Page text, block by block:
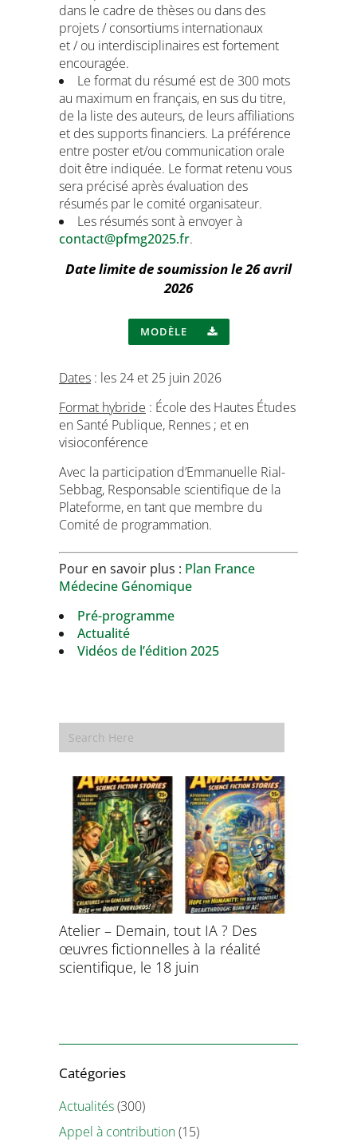
dans le cadre de thèses ou dans des
projets / consortiums internationaux
et / ou interdisciplinaires est fortement
encouragée.
Le format du résumé est de 300 mots
au maximum en français, en sus du titre,
de la liste des auteurs, de leurs affiliations
et des supports financiers. La préférence
entre poster et/ou communication orale
doit être indiquée. Le format retenu vous
sera précisé après évaluation des
résumés par le comité organisateur.
Les résumés sont à envoyer à
contact@pfmg2025.fr.
Date limite de soumission le 26 avril
2026
MODÈLE
Dates : les 24 et 25 juin 2026
Format hybride : École des Hautes Études
en Santé Publique, Rennes ; et en
visioconférence
Avec la participation d’Emmanuelle Rial-
Sebbag, Responsable scientifique de la
Plateforme, en tant que membre du
Comité de programmation.
Pour en savoir plus : Plan France
Médecine Génomique
Pré-programme
Actualité
Vidéos de l’édition 2025
Atelier – Demain, tout IA ? Des
œuvres fictionnelles à la réalité
scientifique, le 18 juin
Catégories
Actualités(300)
Appel à contribution(15)